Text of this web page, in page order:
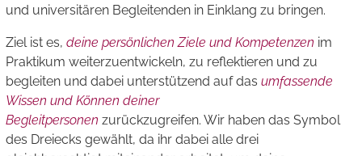
und universitären Begleitenden in Einklang zu bringen.
Ziel ist es,deine persönlichen Ziele und Kompetenzen im
Praktikum weiterzuentwickeln, zu reflektieren und zu
begleiten und dabei unterstützend auf das umfassende
Wissen und Können deiner
Begleitpersonen zurückzugreifen. Wir haben das Symbol
des Dreiecks gewählt, da ihr dabei alle drei